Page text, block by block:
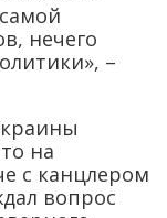
на
с канцлером
вопрос
проведет